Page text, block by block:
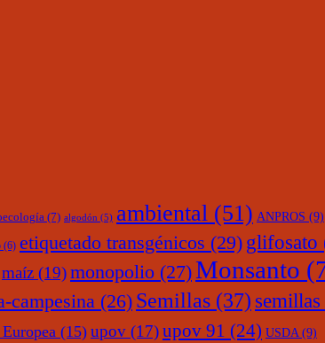
(7) algodón (5) ambiental (51) ANPROS (9)
(6) etiquetado transgénicos (29) glifosato
maíz (19)monopolio (27)Monsanto
campesina (26) Semillas (37)
(15) upov (17)upov 91 (24) USDA (9)